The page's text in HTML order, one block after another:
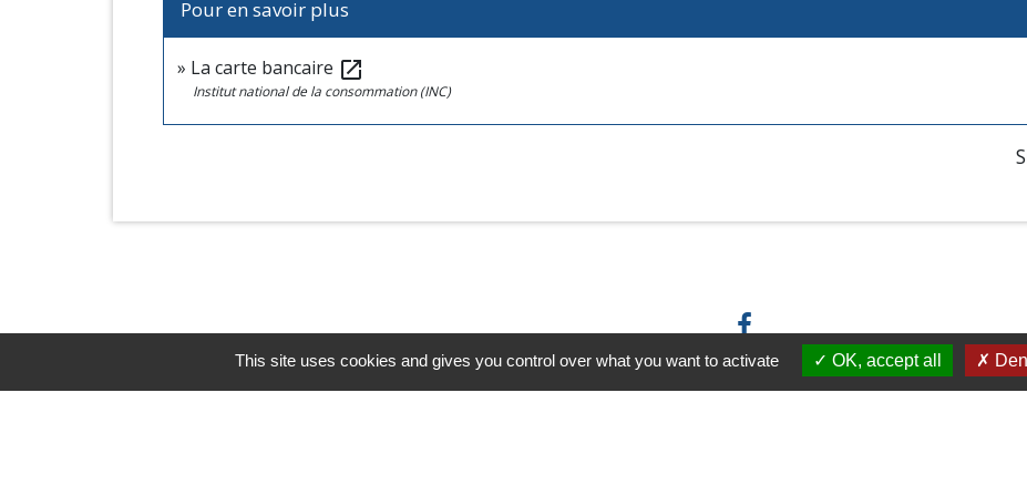
Pour en savoir plus
La carte bancaire open_in_new
Institut national de la consommation (INC)
This site uses cookies and gives you control over what you want to activate OK, accept all